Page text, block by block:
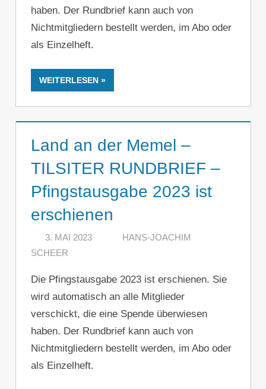
haben. Der Rundbrief kann auch von
Nichtmitgliedern bestellt werden, im Abo oder
als Einzelheft.
WEITERLESEN
Land an der Memel –
TILSITER RUNDBRIEF –
Pfingstausgabe 2023 ist
erschienen
3. MAI 2023
HANS-JOACHIM
SCHEER
Die Pfingstausgabe 2023 ist erschienen. Sie
wird automatisch an alle Mitglieder
verschickt, die eine Spende überwiesen
haben. Der Rundbrief kann auch von
Nichtmitgliedern bestellt werden, im Abo oder
als Einzelheft.